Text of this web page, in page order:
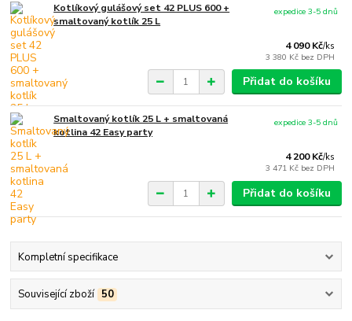
Kotlíkový gulášový set 42 PLUS 600 +
smaltovaný kotlík 25 L
4 090 Kč/ks
3 380 Kč bez DPH
expedice 3-5 dnů
Přidat do košíku
Smaltovaný kotlík 25 L + smaltovaná
kotlina 42 Easy party
4 200 Kč/ks
3 471 Kč bez DPH
expedice 3-5 dnů
Přidat do košíku
Kompletní specifikace
Související zboží 50